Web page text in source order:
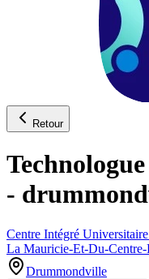
Retour
-
Centre Intégré
La Mauricie-Et-Du-
Drummondville